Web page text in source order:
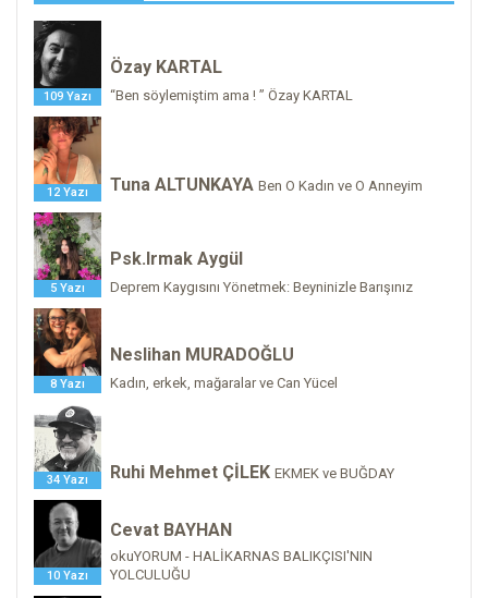
109 Yazı
Özay KARTAL
“Ben söylemiştim ama ! ” Özay KARTAL
12 Yazı Tuna ALTUNKAYA Ben O Kadın ve O Anneyim
5 Yazı
Psk.Irmak Aygül
Deprem Kaygısını Yönetmek: Beyninizle Barışınız
8 Yazı
Neslihan MURADOĞLU
Kadın, erkek, mağaralar ve Can Yücel
34 Yazı Ruhi Mehmet ÇİLEK EKMEK ve BUĞDAY
10 Yazı
Cevat BAYHAN
okuYORUM - HALİKARNAS BALIKÇISI'NIN
YOLCULUĞU